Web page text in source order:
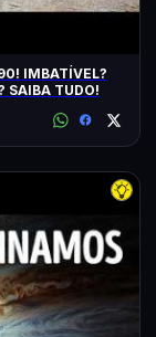
IMBATÍVEL?
SAIBA TUDO!